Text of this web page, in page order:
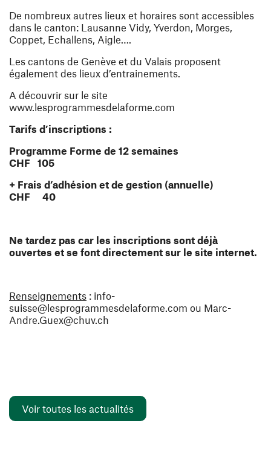
De nombreux autres lieux et horaires sont accessibles
dans le canton: Lausanne Vidy, Yverdon, Morges,
Coppet, Echallens, Aigle….
Les cantons de Genève et du Valais proposent
également des lieux d’entrainements.
A découvrir sur le site
www.lesprogrammesdelaforme.com
Tarifs d’inscriptions :
Programme Forme de 12 semaines
CHF 105
+ Frais d’adhésion et de gestion (annuelle)
CHF 40
Ne tardez pas car les inscriptions sont déjà
ouvertes et se font directement sur le site internet.
Renseignements : info-
suisse@lesprogrammesdelaforme.com ou Marc-
Andre.Guex@chuv.ch
Voir toutes les actualités